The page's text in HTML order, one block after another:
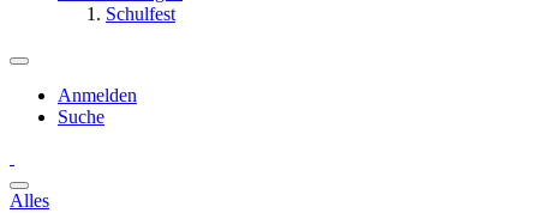
Schulfest
Anmelden
Suche
Alles